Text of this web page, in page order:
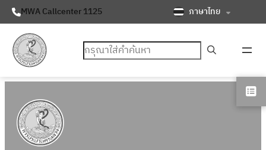
MWA Callcenter 1125 ภาษาไทย
ค้นหา